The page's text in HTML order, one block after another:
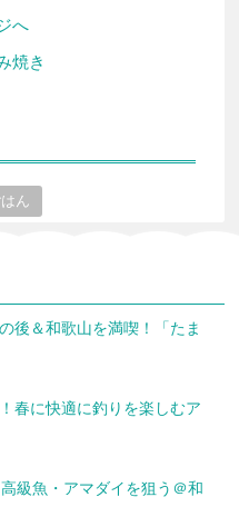
へ
焼き
ん
後＆和歌山を満喫！「たま
春に快適に釣りを楽しむア
級魚・アマダイを狙う ＠和